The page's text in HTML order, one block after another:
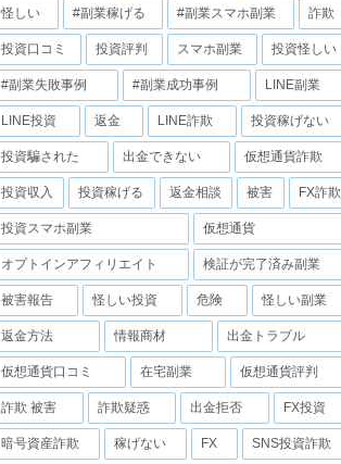
怪しい #副業稼げる #副業スマホ副業 詐欺
投資口コミ 投資評判 スマホ副業 投資怪しい
#副業失敗事例 #副業成功事例 LINE副業
LINE投資 返金 LINE詐欺 投資稼げない
投資騙された 出金できない 仮想通貨詐欺
投資収入 投資稼げる 返金相談 被害 FX詐欺
投資スマホ副業 仮想通貨
オプトインアフィリエイト 検証が完了済み副業
被害報告 怪しい投資 危険 怪しい副業
返金方法 情報商材 出金トラブル
仮想通貨口コミ 在宅副業 仮想通貨評判
詐欺 被害 詐欺疑惑 出金拒否 FX投資
暗号資産詐欺 稼げない FX SNS投資詐欺